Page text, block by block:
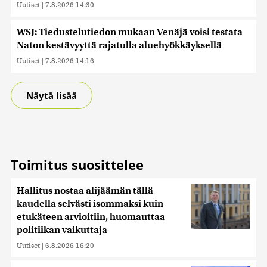
Uutiset | 7.8.2026 14:30
WSJ: Tiedustelutiedon mukaan Venäjä voisi testata
Naton kestävyyttä rajatulla aluehyökkäyksellä
Uutiset | 7.8.2026 14:16
Näytä lisää
Toimitus suosittelee
Hallitus nostaa alijäämän tällä
kaudella selvästi isommaksi kuin
etukäteen arvioitiin, huomauttaa
politiikan vaikuttaja
Uutiset | 6.8.2026 16:20